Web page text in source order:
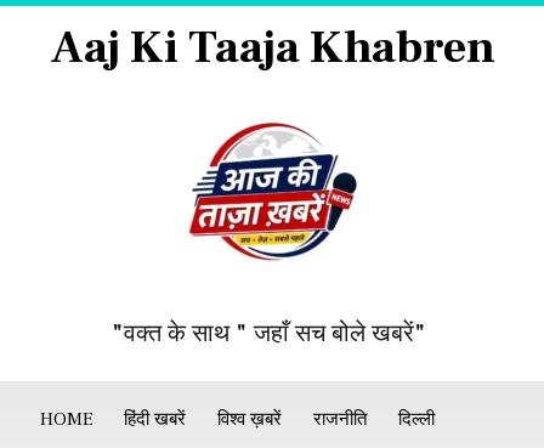
Aaj Ki Taaja Khabren
"वक्त के साथ " जहाँ सच बोले खबरें"
HOME हिंदी खबरें विश्व ख़बरें राजनीति दिल्ली